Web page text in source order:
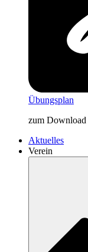
Übungsplan
zum Download
Aktuelles
Verein